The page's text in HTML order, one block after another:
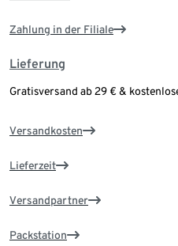
Zahlung in der Filiale
Lieferung
Gratisversand ab 29 € &
Versandkosten
Lieferzeit
Versandpartner
Packstation